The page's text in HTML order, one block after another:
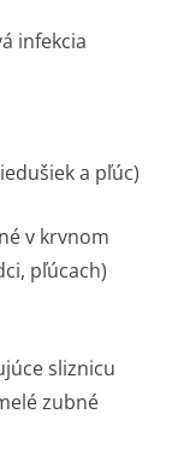
infekcia
a pľúc)
v krvnom
pľúcach)
sliznicu
zubné